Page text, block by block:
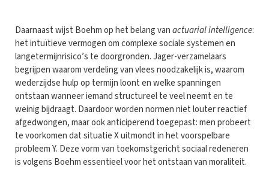
Daarnaast wijst Boehm op het belang vanactuarial intelligence:
het intuïtieve vermogen om complexe sociale systemen en
langetermijnrisico’s te doorgronden. Jager-verzamelaars
begrijpen waarom verdeling van vlees noodzakelijk is, waarom
wederzijdse hulp op termijn loont en welke spanningen
ontstaan wanneer iemand structureel te veel neemt en te
weinig bijdraagt. Daardoor worden normen niet louter reactief
afgedwongen, maar ook anticiperend toegepast: men probeert
te voorkomen dat situatie X uitmondt in het voorspelbare
probleem Y. Deze vorm van toekomstgericht sociaal redeneren
is volgens Boehm essentieel voor het ontstaan van moraliteit.